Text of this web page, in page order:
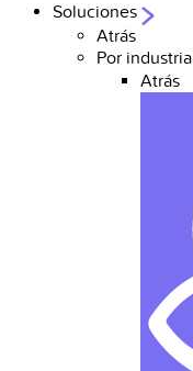
Soluciones
Atrás
Por industria
Atrás